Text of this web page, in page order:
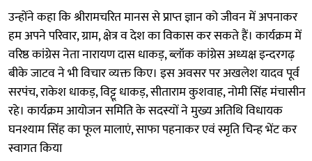
उन्होंने कहा कि श्रीरामचरित मानस से प्राप्त ज्ञान को जीवन में अपनाकर
हम अपने परिवार, ग्राम, क्षेत्र व देश का विकास कर सकते हैं। कार्यक्रम में
वरिष्ठ कांग्रेस नेता नारायण दास धाकड़, ब्लॉक कांग्रेस अध्यक्ष इन्दरगढ़
बीके जाटव ने भी विचार व्यक्त किए। इस अवसर पर अखलेश यादव पूर्व
सरपंच, राकेश धाकड़, विट्टू धाकड़, सीताराम कुशवाह, नोमी सिंह मंचासीन
रहे। कार्यक्रम आयोजन समिति के सदस्यों ने मुख्य अतिथि विधायक
घनश्याम सिंह का फूल मालाएं, साफा पहनाकर एवं स्मृति चिन्ह भेंट कर
स्वागत किया